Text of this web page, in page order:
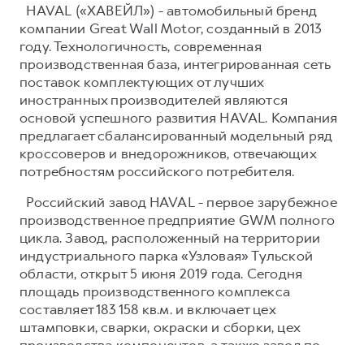
HAVAL («ХАВЕЙЛ») - автомобильный бренд
компании Great Wall Motor, созданный в 2013
году. Технологичность, современная
производственная база, интегрированная сеть
поставок комплектующих от лучших
иностранных производителей являются
основой успешного развития HAVAL. Компания
предлагает сбалансированный модельный ряд
кроссоверов и внедорожников, отвечающих
потребностям российского потребителя.
Российский завод HAVAL - первое зарубежное
производственное предприятие GWM полного
цикла. Завод, расположенный на территории
индустриального парка «Узловая» Тульской
области, открыт 5 июня 2019 года. Сегодня
площадь производственного комплекса
составляет 183 158 кв.м. и включает цех
штамповки, сварки, окраски и сборки, цех